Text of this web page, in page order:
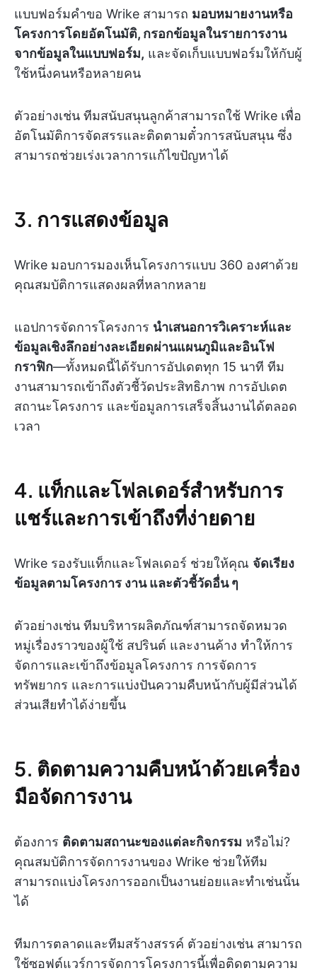
แบบฟอร์มคำขอ Wrike สามารถ มอบหมายงานหรือ
โครงการโดยอัตโนมัติ, กรอกข้อมูลในรายการงาน
จากข้อมูลในแบบฟอร์ม, และจัดเก็บแบบฟอร์มให้กับผู้
ใช้หนึ่งคนหรือหลายคน
ตัวอย่างเช่น ทีมสนับสนุนลูกค้าสามารถใช้ Wrike เพื่อ
อัตโนมัติการจัดสรรและติดตามตั๋วการสนับสนุน ซึ่ง
สามารถช่วยเร่งเวลาการแก้ไขปัญหาได้
3. การแสดงข้อมูล
Wrike มอบการมองเห็นโครงการแบบ 360 องศาด้วย
คุณสมบัติการแสดงผลที่หลากหลาย
แอปการจัดการโครงการ นำเสนอการวิเคราะห์และ
ข้อมูลเชิงลึกอย่างละเอียดผ่านแผนภูมิและอินโฟ
กราฟิก—ทั้งหมดนี้ได้รับการอัปเดตทุก 15 นาที ทีม
งานสามารถเข้าถึงตัวชี้วัดประสิทธิภาพ การอัปเดต
สถานะโครงการ และข้อมูลการเสร็จสิ้นงานได้ตลอด
เวลา
4. แท็กและโฟลเดอร์สำหรับการ
แชร์และการเข้าถึงที่ง่ายดาย
Wrike รองรับแท็กและโฟลเดอร์ ช่วยให้คุณ จัดเรียง
ข้อมูลตามโครงการ งาน และตัวชี้วัดอื่น ๆ
ตัวอย่างเช่น ทีมบริหารผลิตภัณฑ์สามารถจัดหมวด
หมู่เรื่องราวของผู้ใช้ สปรินต์ และงานค้าง ทำให้การ
จัดการและเข้าถึงข้อมูลโครงการ การจัดการ
ทรัพยากร และการแบ่งปันความคืบหน้ากับผู้มีส่วนได้
ส่วนเสียทำได้ง่ายขึ้น
5. ติดตามความคืบหน้าด้วยเครื่อง
มือจัดการงาน
ต้องการ ติดตามสถานะของแต่ละกิจกรรม หรือไม่?
คุณสมบัติการจัดการงานของ Wrike ช่วยให้ทีม
สามารถแบ่งโครงการออกเป็นงานย่อยและทำเช่นนั้น
ได้
ทีมการตลาดและทีมสร้างสรรค์ ตัวอย่างเช่น สามารถ
ใช้ซอฟต์แวร์การจัดการโครงการนี้เพื่อติดตามความ